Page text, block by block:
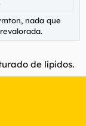
nada que
de lípidos.